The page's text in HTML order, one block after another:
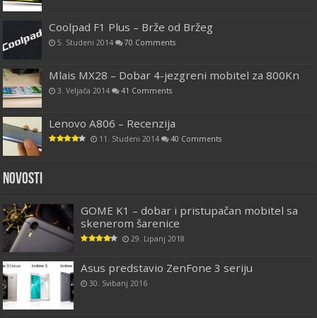
Coolpad F1 Plus – Brže od Bržeg
5. Studeni 2014 70 Comments
Mlais MX28 – Dobar 4-jezgreni mobitel za 800Kn
3. Veljača 2014 41 Comments
Lenovo A806 – Recenzija
11. Studeni 2014 40 Comments
Novosti
GOME K1 – dobar i pristupačan mobitel sa
skenerom šarenice
29. Lipanj 2018
Asus predstavio ZenFone 3 seriju
30. Svibanj 2016